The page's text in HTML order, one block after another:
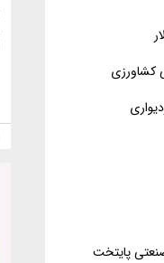
کشاورزی
پایتخت